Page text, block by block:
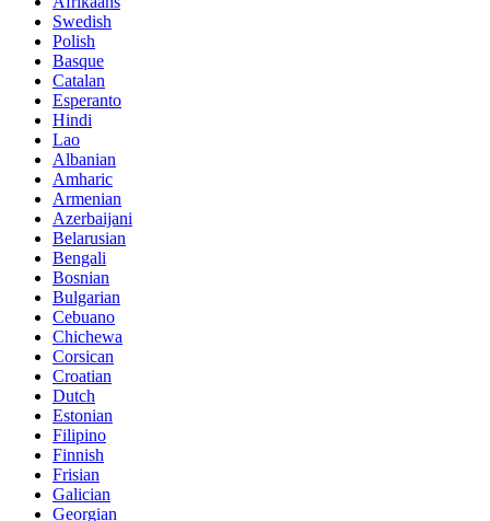
Swedish
Polish
Basque
Catalan
Esperanto
Hindi
Lao
Albanian
Amharic
Armenian
Azerbaijani
Belarusian
Bengali
Bosnian
Bulgarian
Cebuano
Chichewa
Corsican
Croatian
Dutch
Estonian
Filipino
Finnish
Frisian
Galician
Georgian